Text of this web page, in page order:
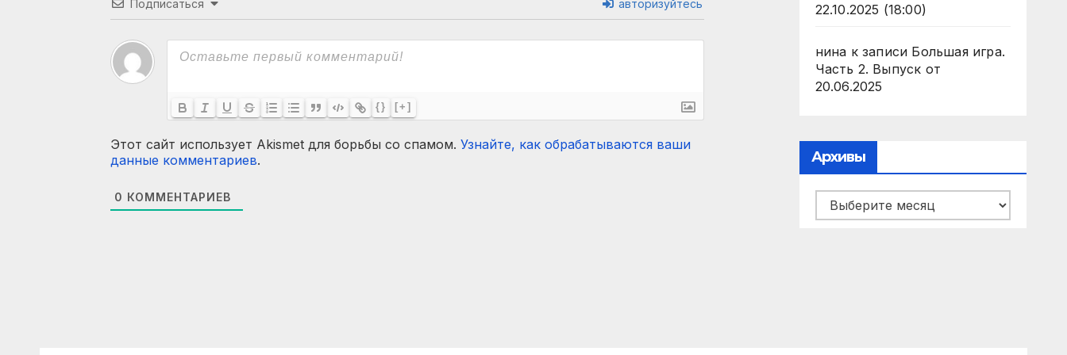
Подписаться авторизуйтесь
{} [+]
Этот сайт использует Akismet для борьбы со спамом. Узнайте, как обрабатываются ваши
данные комментариев.
0 КОММЕНТАРИЕВ
22.10.2025 (18:00)
нина к записи Большая игра.
Часть 2. Выпуск от
20.06.2025
Архивы
Архивы